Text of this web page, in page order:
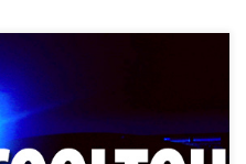
Zespół „Slightly